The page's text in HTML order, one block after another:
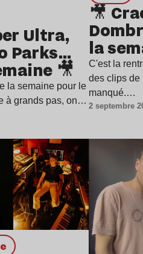
Ultra,
Parks…
🎥
la semaine pour le
à grands pas, on…
🎥
la
C'est la
des clips de
manqué.…
2 septembre
Lire l’article